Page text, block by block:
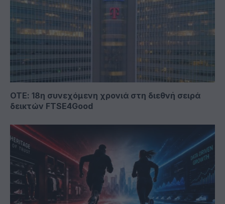
ΟΤΕ: 18η συνεχόμενη χρονιά στη διεθνή σειρά
δεικτών FTSE4Good